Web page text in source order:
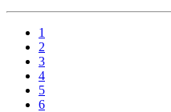
1
2
3
4
5
6